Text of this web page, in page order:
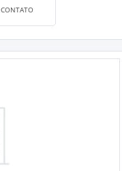
CONTATO